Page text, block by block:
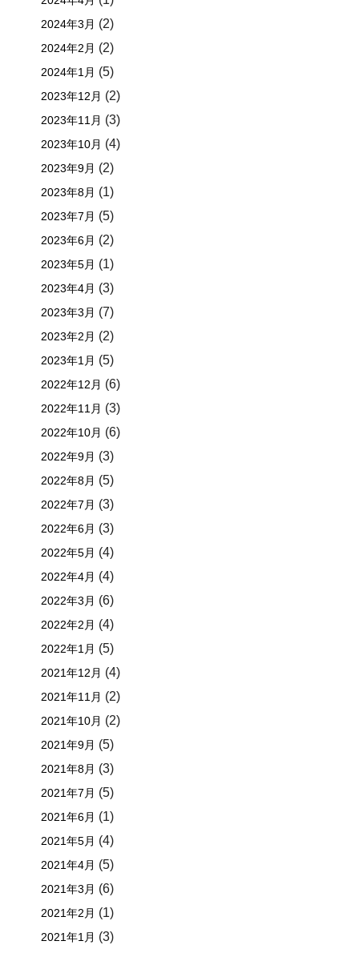
2024年3月 (2)
2024年2月 (2)
2024年1月 (5)
2023年12月 (2)
2023年11月 (3)
2023年10月 (4)
2023年9月 (2)
2023年8月 (1)
2023年7月 (5)
2023年6月 (2)
2023年5月 (1)
2023年4月 (3)
2023年3月 (7)
2023年2月 (2)
2023年1月 (5)
2022年12月 (6)
2022年11月 (3)
2022年10月 (6)
2022年9月 (3)
2022年8月 (5)
2022年7月 (3)
2022年6月 (3)
2022年5月 (4)
2022年4月 (4)
2022年3月 (6)
2022年2月 (4)
2022年1月 (5)
2021年12月 (4)
2021年11月 (2)
2021年10月 (2)
2021年9月 (5)
2021年8月 (3)
2021年7月 (5)
2021年6月 (1)
2021年5月 (4)
2021年4月 (5)
2021年3月 (6)
2021年2月 (1)
2021年1月 (3)